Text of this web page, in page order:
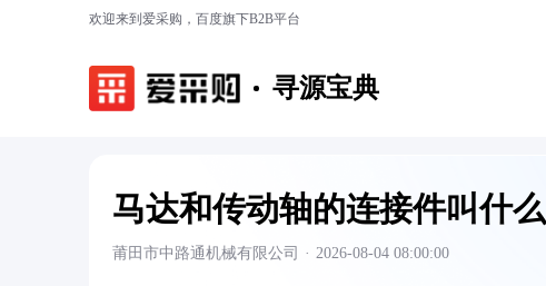
欢迎来到爱采购，百度旗下B2B平台
寻源宝典
马达和传动轴的连接件叫什么
莆田市中路通机械有限公司 · 2026-08-04 08:00:00